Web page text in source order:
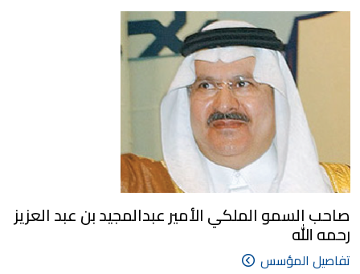
صاحب السمو الملكي الأمير عبدالمجيد بن عبد العزيز
رحمه الله
تفاصيل المؤسس